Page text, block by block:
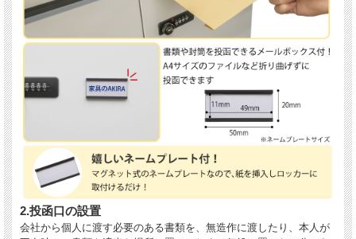
2.投函口の設置
会社から個人に渡す必要のある書類を、無造作に渡したり、本人が